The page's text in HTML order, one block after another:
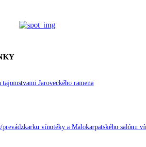
tajomstvami Jaroveckého ramena
prevádzkarku vínotéky a Malokarpatského salónu